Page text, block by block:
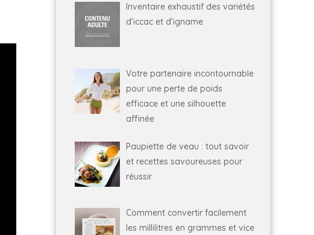
Inventaire exhaustif des variétés
d’iccac et d’igname
Votre partenaire incontournable
pour une perte de poids
efficace et une silhouette
affinée
Paupiette de veau : tout savoir
et recettes savoureuses pour
réussir
Comment convertir facilement
les millilitres en grammes et vice